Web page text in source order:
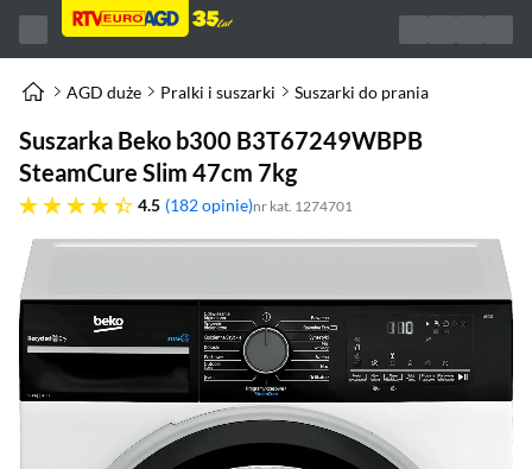
AGD duże Pralki i suszarki Suszarki do prania
Suszarka Beko b300 B3T67249WBPB
SteamCure Slim 47cm 7kg
4.5
4.5 gwiazdek 182 opinie nr kat. 1274701